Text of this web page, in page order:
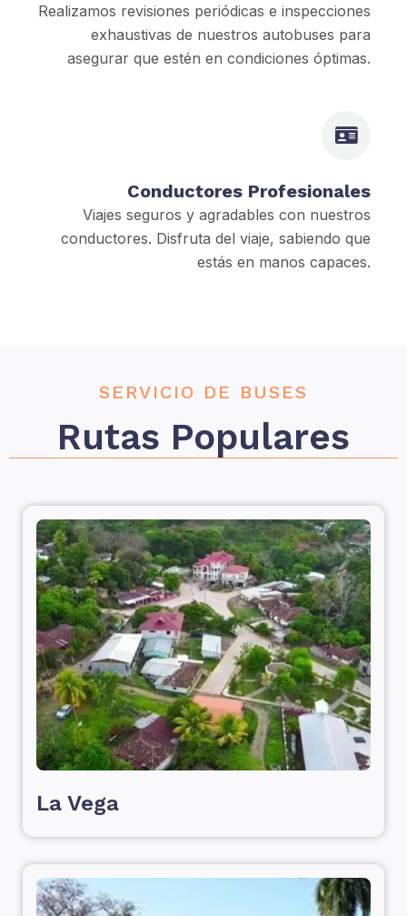
Realizamos revisiones periódicas e inspecciones
exhaustivas de nuestros autobuses para
asegurar que estén en condiciones óptimas.
Conductores Profesionales
Viajes seguros y agradables con nuestros
conductores. Disfruta del viaje, sabiendo que
estás en manos capaces.
SERVICIO DE BUSES
Rutas Populares
La Vega